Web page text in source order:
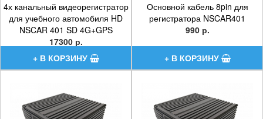
4х канальный видеорегистратор
для учебного автомобиля HD
NSCAR 401 SD 4G+GPS
17300 р.
Основной кабель 8pin для
регистратора NSCAR401
990 р.